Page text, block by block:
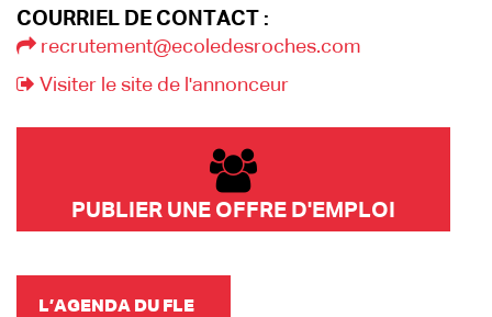
COURRIEL DE CONTACT :
recrutement@ecoledesroches.com
Visiter le site de l'annonceur
PUBLIER UNE OFFRE D'EMPLOI
L’AGENDA DU FLE